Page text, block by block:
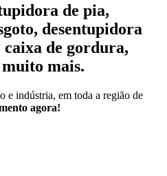
de pia,
desentupidora
caixa de gordura,
mais.
e indústria, em toda a região de
agora!